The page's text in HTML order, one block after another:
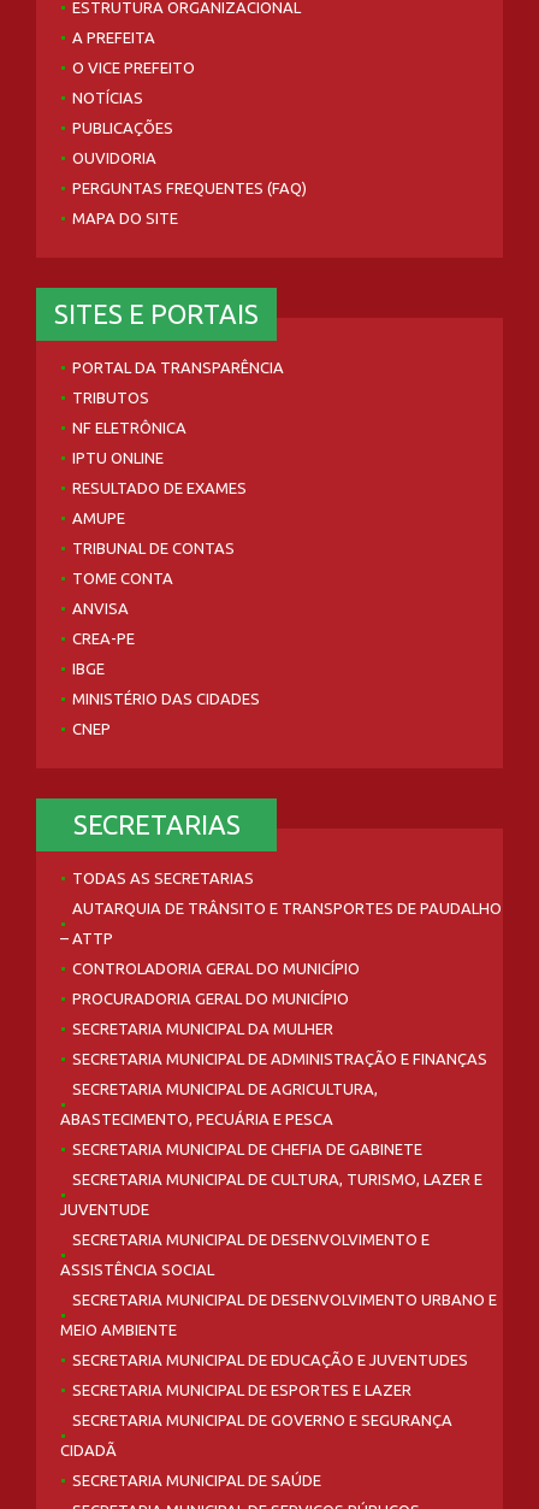
ESTRUTURA ORGANIZACIONAL
A PREFEITA
O VICE PREFEITO
NOTÍCIAS
PUBLICAÇÕES
OUVIDORIA
PERGUNTAS FREQUENTES (FAQ)
MAPA DO SITE
SITES E PORTAIS
PORTAL DA TRANSPARÊNCIA
TRIBUTOS
NF ELETRÔNICA
IPTU ONLINE
RESULTADO DE EXAMES
AMUPE
TRIBUNAL DE CONTAS
TOME CONTA
ANVISA
CREA-PE
IBGE
MINISTÉRIO DAS CIDADES
CNEP
SECRETARIAS
TODAS AS SECRETARIAS
AUTARQUIA DE TRÂNSITO E TRANSPORTES DE PAUDALHO
– ATTP
CONTROLADORIA GERAL DO MUNICÍPIO
PROCURADORIA GERAL DO MUNICÍPIO
SECRETARIA MUNICIPAL DA MULHER
SECRETARIA MUNICIPAL DE ADMINISTRAÇÃO E FINANÇAS
SECRETARIA MUNICIPAL DE AGRICULTURA,
ABASTECIMENTO, PECUÁRIA E PESCA
SECRETARIA MUNICIPAL DE CHEFIA DE GABINETE
SECRETARIA MUNICIPAL DE CULTURA, TURISMO, LAZER E
JUVENTUDE
SECRETARIA MUNICIPAL DE DESENVOLVIMENTO E
ASSISTÊNCIA SOCIAL
SECRETARIA MUNICIPAL DE DESENVOLVIMENTO URBANO E
MEIO AMBIENTE
SECRETARIA MUNICIPAL DE EDUCAÇÃO E JUVENTUDES
SECRETARIA MUNICIPAL DE ESPORTES E LAZER
SECRETARIA MUNICIPAL DE GOVERNO E SEGURANÇA
CIDADÃ
SECRETARIA MUNICIPAL DE SAÚDE